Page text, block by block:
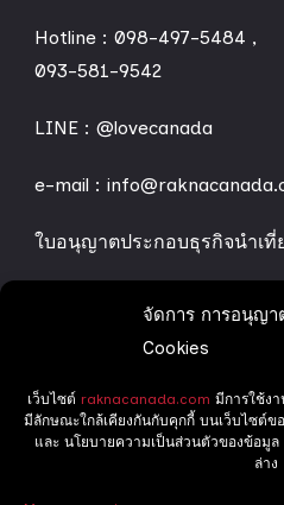
จัดการ การอนุญา
Cookies
เว็บไซต์ raknacanada.com มีการใช้ง
มีลักษณะใกล้เคียงกันกับคุกกี้ บนเว็บไซต์ข
และ นโยบายความเป็นส่วนตัวของข้อมู
ล่าง
Hotline : 098-497-5484 ,
093-581-9542
LINE : @lovecanada
e-mail :
ใบอนุญาตประกอบธุรกิจนำเที่
ทริปทัวร์ของเรา
Grand Canada